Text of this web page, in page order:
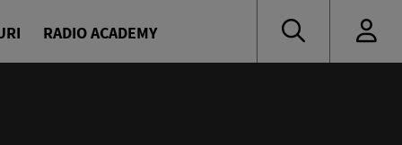
RADIO ACADEMY